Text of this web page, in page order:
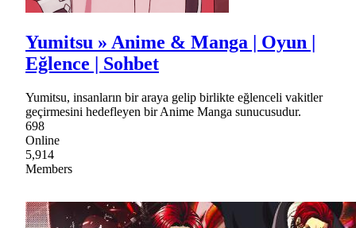
Yumitsu » Anime & Manga | Oyun |
Eğlence | Sohbet
Yumitsu, insanların bir araya gelip birlikte eğlenceli vakitler
geçirmesini hedefleyen bir Anime Manga sunucusudur.
698
Online
5,914
Members